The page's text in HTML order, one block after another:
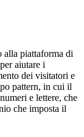
alla piattaforma di
aiutare i
dei visitatori e
pattern, in cui il
e lettere, che
che imposta il